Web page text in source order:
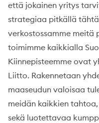
että jokainen yritys
strategiaa pitkällä
verkostossamme meitä
toimimme kaikkialla
Kiinnepisteemme ovat
Liitto. Rakennetaan
maaseudun valoisaa
meidän kaikkien
sekä luotettavaa